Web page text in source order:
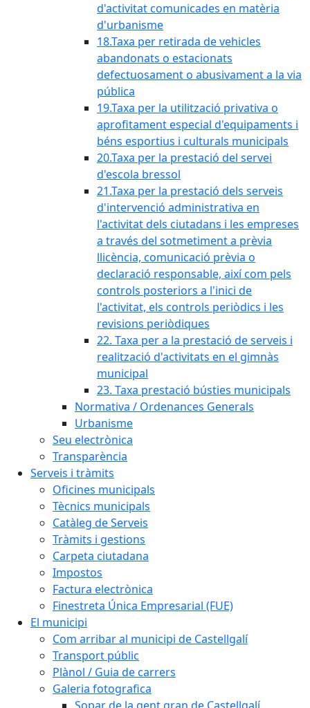
d'activitat comunicades en matèria
d'urbanisme
18.Taxa per retirada de vehicles
abandonats o estacionats
defectuosament o abusivament a la via
pública
19.Taxa per la utilització privativa o
aprofitament especial d'equipaments i
béns esportius i culturals municipals
20.Taxa per la prestació del servei
d'escola bressol
21.Taxa per la prestació dels serveis
d'intervenció administrativa en
l'activitat dels ciutadans i les empreses
a través del sotmetiment a prèvia
llicència, comunicació prèvia o
declaració responsable, així com pels
controls posteriors a l'inici de
l'activitat, els controls periòdics i les
revisions periòdiques
22. Taxa per a la prestació de serveis i
realització d'activitats en el gimnàs
municipal
23. Taxa prestació bústies municipals
Normativa / Ordenances Generals
Urbanisme
Seu electrònica
Transparència
Serveis i tràmits
Oficines municipals
Tècnics municipals
Catàleg de Serveis
Tràmits i gestions
Carpeta ciutadana
Impostos
Factura electrònica
Finestreta Única Empresarial (FUE)
El municipi
Com arribar al municipi de Castellgalí
Transport públic
Plànol / Guia de carrers
Galeria fotografica